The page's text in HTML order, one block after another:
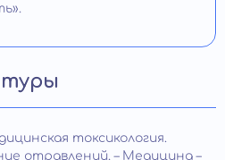
токсикология.
отравлений. – Медицина –